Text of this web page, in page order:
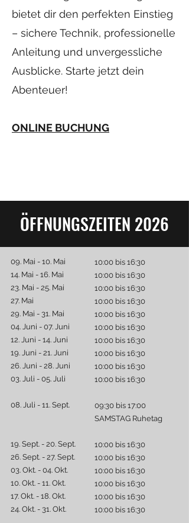
bietet dir den perfekten Einstieg
– sichere Technik, professionelle
Anleitung und unvergessliche
Ausblicke. Starte jetzt dein
Abenteuer!
ONLINE BUCHUNG
ÖFFNUNGSZEITEN 2026
10:00 bis 16:30
10:00 bis 16:30
10:00 bis 16:30
10:00 bis 16:30
10:00 bis 16:30
10:00 bis 16:30
10:00 bis 16:30
10:00 bis 16:30
10:00 bis 16:30
10:00 bis 16:30
09:30 bis 17:00
SAMSTAG Ruhetag
10:00 bis 16:30
10:00 bis 16:30
10:00 bis 16:30
10:00 bis 16:30
10:00 bis 16:30
10:00 bis 16:30
09. Mai - 10. Mai
14. Mai - 16. Mai
23. Mai - 25. Mai
27. Mai
29. Mai - 31. Mai
04. Juni - 07. Juni
12. Juni - 14. Juni
19. Juni - 21. Juni
26. Juni - 28. Juni
03. Juli - 05. Juli
08. Juli - 11. Sept.
19. Sept. - 20. Sept.
26. Sept. - 27. Sept.
03. Okt. - 04. Okt.
10. Okt. - 11. Okt.
17. Okt. - 18. Okt.
24. Okt. - 31. Okt.